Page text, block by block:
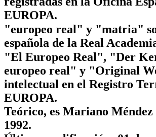
EUROPA.
"europeo real" y "matria"
española de la Real
"El Europeo Real", "Der
europeo real" y "Original
intelectual en el Registro
EUROPA.
Teórico, es Mariano
1992.